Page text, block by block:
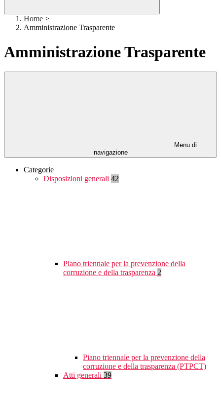
Home >
Amministrazione Trasparente
Amministrazione Trasparente
Menu di
navigazione
Categorie
Disposizioni generali 42
Piano triennale per la prevenzione della
corruzione e della trasparenza 2
Piano triennale per la prevenzione della
corruzione e della trasparenza (PTPCT)
Atti generali 39